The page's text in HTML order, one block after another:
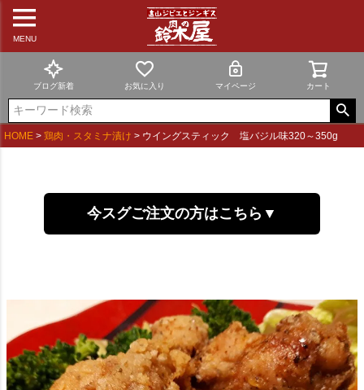
MENU
ブログ新着 お気に入り マイページ カート
HOME 鶏肉・スタミナ漬け ウイングスティック 塩バジル味320～350g
今スグご注文の方はこちら▼